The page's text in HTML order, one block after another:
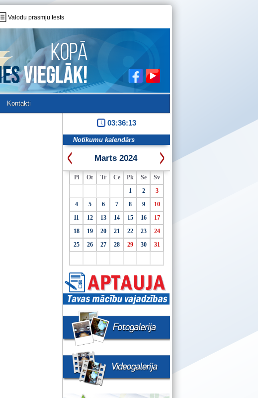
Valodu prasmju tests
Kontakti
03:36:13
Notikumu kalendārs
Marts 2024
Pi Ot Tr Ce Pk Se
Sv
1
2
3
4
5 6 7 8 9
10
11
12 13 14 15 16
17
18
19 20 21 22 23
24
25
26 27 28 29 30 31